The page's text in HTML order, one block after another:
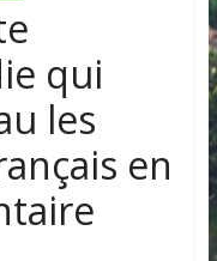
qui
les
en